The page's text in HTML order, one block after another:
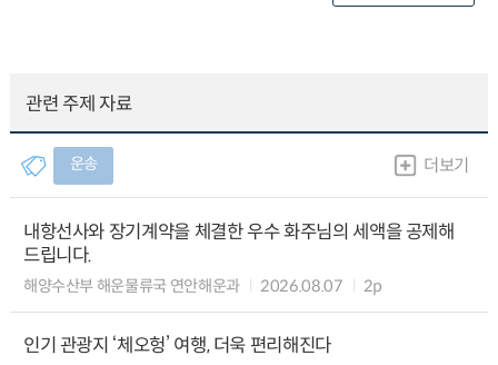
관련 주제 자료
운송 더보기
내항선사와 장기계약을 체결한 우수 화주님의 세액을 공제해
드립니다.
해양수산부 해운물류국 연안해운과 2026.08.07 2p
인기 관광지 ‘체오헝’ 여행, 더욱 편리해진다